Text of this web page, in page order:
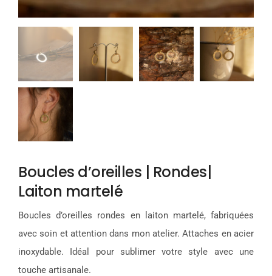
Boucles d’oreilles | Rondes|
Laiton martelé
Boucles d’oreilles rondes en laiton martelé, fabriquées
avec soin et attention dans mon atelier. Attaches en acier
inoxydable. Idéal pour sublimer votre style avec une
touche artisanale.